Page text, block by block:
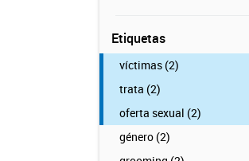
Etiquetas
víctimas (2)
trata (2)
oferta sexual (2)
género (2)